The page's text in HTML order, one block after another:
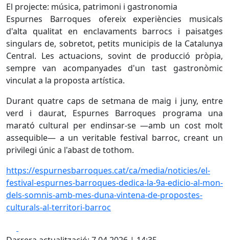
El projecte: música, patrimoni i gastronomia
Espurnes Barroques ofereix experiències musicals
d'alta qualitat en enclavaments barrocs i paisatges
singulars de, sobretot, petits municipis de la Catalunya
Central. Les actuacions, sovint de producció pròpia,
sempre van acompanyades d'un tast gastronòmic
vinculat a la proposta artística.
Durant quatre caps de setmana de maig i juny, entre
verd i daurat, Espurnes Barroques programa una
marató cultural per endinsar-se —amb un cost molt
assequible— a un veritable festival barroc, creant un
privilegi únic a l'abast de tothom.
https://espurnesbarroques.cat/ca/media/noticies/el-
festival-espurnes-barroques-dedica-la-9a-edicio-al-mon-
dels-somnis-amb-mes-duna-vintena-de-propostes-
culturals-al-territori-barroc